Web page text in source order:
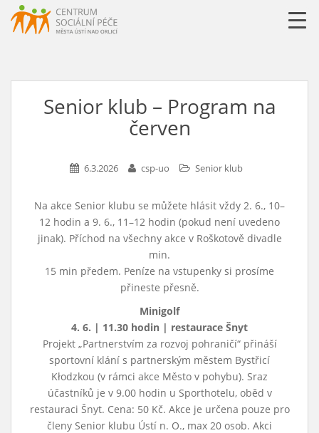
URLLL=http://csp-uo.cz/wp-content/themes/cspuo2=
Senior klub – Program na
červen
6.3.2026 csp-uo Senior klub
Na akce Senior klubu se můžete hlásit vždy 2. 6., 10–
12 hodin a 9. 6., 11–12 hodin (pokud není uvedeno
jinak). Příchod na všechny akce v Roškotově divadle
min.
15 min předem. Peníze na vstupenky si prosíme
přineste přesně.
Minigolf
4. 6. | 11.30 hodin | restaurace Šnyt
Projekt „Partnerstvím za rozvoj pohraničí“ přináší
sportovní klání s partnerským městem Bystřicí
Kłodzkou (v rámci akce Město v pohybu). Sraz
účastníků je v 9.00 hodin u Sporthotelu, oběd v
restauraci Šnyt. Cena: 50 Kč. Akce je určena pouze pro
členy Senior klubu Ústí n. O., max 20 osob. Akci